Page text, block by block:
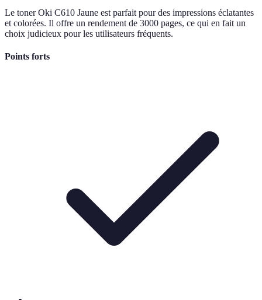
Le toner Oki C610 Jaune est parfait pour des impressions éclatantes
et colorées. Il offre un rendement de 3000 pages, ce qui en fait un
choix judicieux pour les utilisateurs fréquents.
Points forts